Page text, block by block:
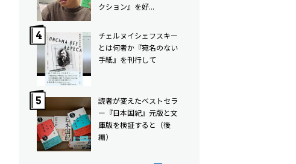
クション』を好...
チェルヌイシェフスキー
とは何者か――『宛名のない
手紙』を刊行して
読者が変えたベストセラ
ー――『日本国紀』元版と文
庫版を検証すると（後
編）